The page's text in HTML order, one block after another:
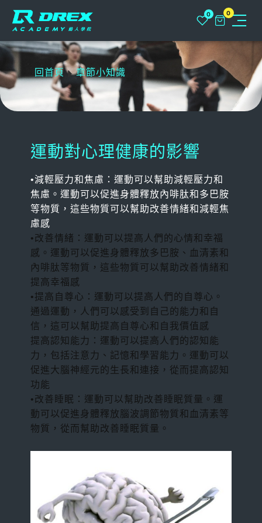
0 0
動人學院+
課程
課程總覽
實體課程
FPS 功能性運動表現專家 L1
3D動力鏈訓練課程｜2天學會肌肉吊帶與筋膜線
整合
HIIT360 能量系統訓練
X-Plyo 180 爆發力整合訓練
線上課程
ACE-CPT 私人教練認證
NSCA-CPT 私人教練認證
NSCA-CSCS 肌力與體能教練認證
FPS 功能性運動表現專家 L1
動人學堂
聯繫我們
常見問題
登入
回首頁 章節小知識
運動對心理健康的影響
•減輕壓力和焦慮：運動可以幫助減輕壓力和
焦慮。運動可以促進身體釋放內啡肽和多巴胺
等物質，這些物質可以幫助改善情緒和減輕焦
慮感
•改善情緒：運動可以提高人們的心情和幸福
感。運動可以促進身體釋放多巴胺、血清素和
內啡肽等物質，這些物質可以幫助改善情緒和
提高幸福感
•提高自尊心：運動可以提高人們的自尊心。
通過運動，人們可以感受到自己的能力和自
信，這可以幫助提高自尊心和自我價值感
提高認知能力：運動可以提高人們的認知能
力，包括注意力、記憶和學習能力。運動可以
促進大腦神經元的生長和連接，從而提高認知
功能
•改善睡眠：運動可以幫助改善睡眠質量。運
動可以促進身體釋放腦波調節物質和血清素等
物質，從而幫助改善睡眠質量。